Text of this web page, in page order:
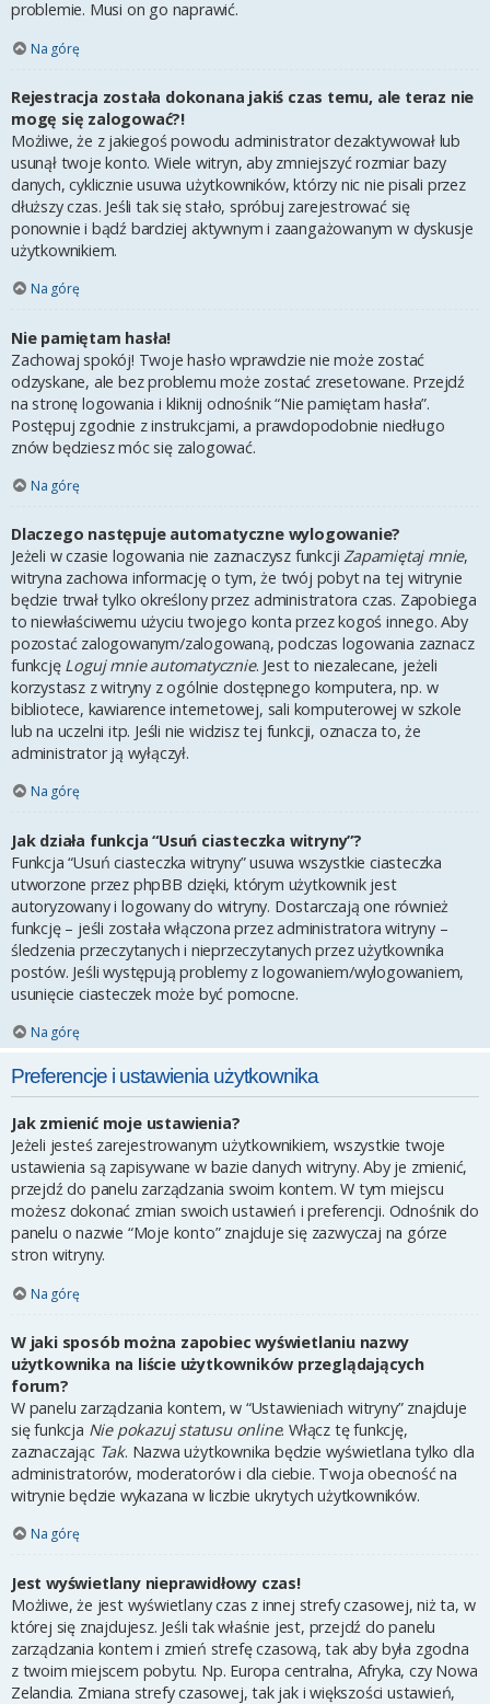
problemie. Musi on go naprawić.
Na górę
Rejestracja została dokonana jakiś czas temu, ale teraz nie
mogę się zalogować?!
Możliwe, że z jakiegoś powodu administrator dezaktywował lub
usunął twoje konto. Wiele witryn, aby zmniejszyć rozmiar bazy
danych, cyklicznie usuwa użytkowników, którzy nic nie pisali przez
dłuższy czas. Jeśli tak się stało, spróbuj zarejestrować się
ponownie i bądź bardziej aktywnym i zaangażowanym w dyskusje
użytkownikiem.
Na górę
Nie pamiętam hasła!
Zachowaj spokój! Twoje hasło wprawdzie nie może zostać
odzyskane, ale bez problemu może zostać zresetowane. Przejdź
na stronę logowania i kliknij odnośnik “Nie pamiętam hasła”.
Postępuj zgodnie z instrukcjami, a prawdopodobnie niedługo
znów będziesz móc się zalogować.
Na górę
Dlaczego następuje automatyczne wylogowanie?
Jeżeli w czasie logowania nie zaznaczysz funkcjiZapamiętaj mnie,
witryna zachowa informację o tym, że twój pobyt na tej witrynie
będzie trwał tylko określony przez administratora czas. Zapobiega
to niewłaściwemu użyciu twojego konta przez kogoś innego. Aby
pozostać zalogowanym/zalogowaną, podczas logowania zaznacz
funkcję Loguj mnie automatycznie. Jest to niezalecane, jeżeli
korzystasz z witryny z ogólnie dostępnego komputera, np. w
bibliotece, kawiarence internetowej, sali komputerowej w szkole
lub na uczelni itp. Jeśli nie widzisz tej funkcji, oznacza to, że
administrator ją wyłączył.
Na górę
Jak działa funkcja “Usuń ciasteczka witryny”?
Funkcja “Usuń ciasteczka witryny” usuwa wszystkie ciasteczka
utworzone przez phpBB dzięki, którym użytkownik jest
autoryzowany i logowany do witryny. Dostarczają one również
funkcję – jeśli została włączona przez administratora witryny –
śledzenia przeczytanych i nieprzeczytanych przez użytkownika
postów. Jeśli występują problemy z logowaniem/wylogowaniem,
usunięcie ciasteczek może być pomocne.
Na górę
Preferencje i ustawienia użytkownika
Jak zmienić moje ustawienia?
Jeżeli jesteś zarejestrowanym użytkownikiem, wszystkie twoje
ustawienia są zapisywane w bazie danych witryny. Aby je zmienić,
przejdź do panelu zarządzania swoim kontem. W tym miejscu
możesz dokonać zmian swoich ustawień i preferencji. Odnośnik do
panelu o nazwie “Moje konto” znajduje się zazwyczaj na górze
stron witryny.
Na górę
W jaki sposób można zapobiec wyświetlaniu nazwy
użytkownika na liście użytkowników przeglądających
forum?
W panelu zarządzania kontem, w “Ustawieniach witryny” znajduje
się funkcja Nie pokazuj statusu online. Włącz tę funkcję,
zaznaczając Tak. Nazwa użytkownika będzie wyświetlana tylko dla
administratorów, moderatorów i dla ciebie. Twoja obecność na
witrynie będzie wykazana w liczbie ukrytych użytkowników.
Na górę
Jest wyświetlany nieprawidłowy czas!
Możliwe, że jest wyświetlany czas z innej strefy czasowej, niż ta, w
której się znajdujesz. Jeśli tak właśnie jest, przejdź do panelu
zarządzania kontem i zmień strefę czasową, tak aby była zgodna
z twoim miejscem pobytu. Np. Europa centralna, Afryka, czy Nowa
Zelandia. Zmiana strefy czasowej, tak jak i większości ustawień,